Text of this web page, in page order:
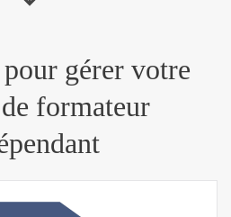
gérer votre
formateur